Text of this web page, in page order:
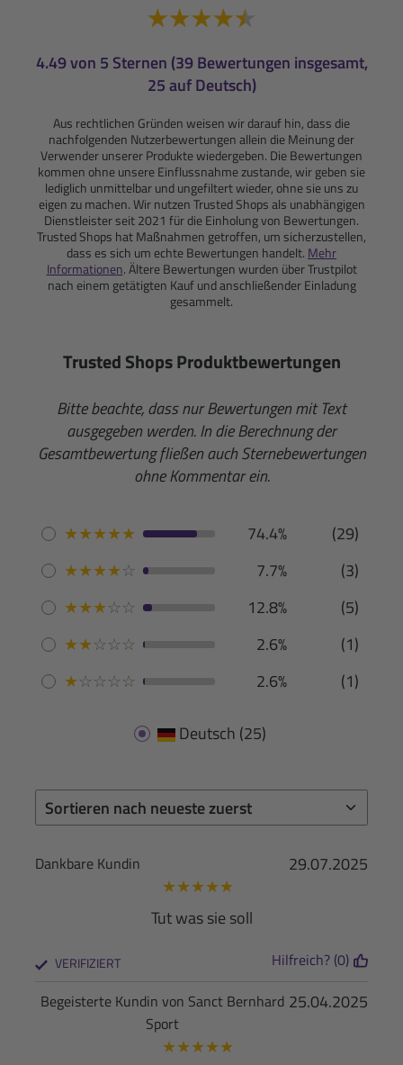
4.49 von 5 Sternen (39 Bewertungen insgesamt,
25 auf Deutsch)
Aus rechtlichen Gründen weisen wir darauf hin, dass die
nachfolgenden Nutzerbewertungen allein die Meinung der
Verwender unserer Produkte wiedergeben. Die Bewertungen
kommen ohne unsere Einflussnahme zustande, wir geben sie
lediglich unmittelbar und ungefiltert wieder, ohne sie uns zu
eigen zu machen. Wir nutzen Trusted Shops als unabhängigen
Dienstleister seit 2021 für die Einholung von Bewertungen.
Trusted Shops hat Maßnahmen getroffen, um sicherzustellen,
dass es sich um echte Bewertungen handelt. Mehr
Informationen. Ältere Bewertungen wurden über Trustpilot
nach einem getätigten Kauf und anschließender Einladung
gesammelt.
Trusted Shops Produktbewertungen
Bitte beachte, dass nur Bewertungen mit Text
ausgegeben werden. In die Berechnung der
Gesamtbewertung fließen auch Sternebewertungen
ohne Kommentar ein.
★★★★★ 74.4%
(29)
★★★★☆ 7.7%
(3)
★★★☆☆ 12.8%
(5)
★★☆☆☆ 2.6%
(1)
★☆☆☆☆ 2.6% (1)
Deutsch (25)
29.07.2025
Dankbare Kundin
★★★★★
Tut was sie soll
VERIFIZIERT Hilfreich? (0)
25.04.2025
Begeisterte Kundin von Sanct Bernhard
Sport
★★★★★